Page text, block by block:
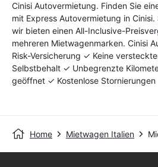
Cinisi Autovermietung. Finden Sie
mit Express Autovermietung in
wir bieten einen All-Inclusive-
mehreren Mietwagenmarken. Cinisi
Risk-Versicherung ✓ Keine
Selbstbehalt ✓ Unbegrenzte
geöffnet ✓ Kostenlose Stornierungen
Home Mietwagen Italien